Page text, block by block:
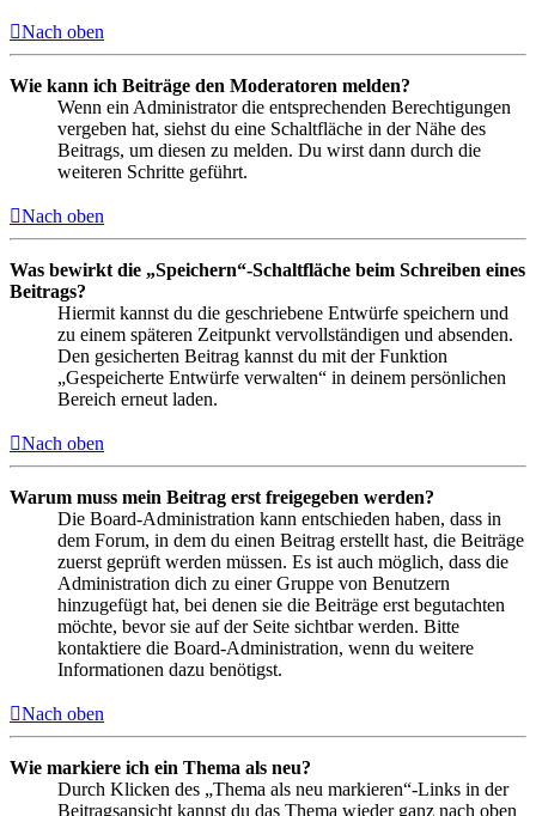
Nach oben
Wie kann ich Beiträge den Moderatoren melden?
Wenn ein Administrator die entsprechenden Berechtigungen
vergeben hat, siehst du eine Schaltfläche in der Nähe des
Beitrags, um diesen zu melden. Du wirst dann durch die
weiteren Schritte geführt.
Nach oben
Was bewirkt die „Speichern“-Schaltfläche beim Schreiben eines
Beitrags?
Hiermit kannst du die geschriebene Entwürfe speichern und
zu einem späteren Zeitpunkt vervollständigen und absenden.
Den gesicherten Beitrag kannst du mit der Funktion
„Gespeicherte Entwürfe verwalten“ in deinem persönlichen
Bereich erneut laden.
Nach oben
Warum muss mein Beitrag erst freigegeben werden?
Die Board-Administration kann entschieden haben, dass in
dem Forum, in dem du einen Beitrag erstellt hast, die Beiträge
zuerst geprüft werden müssen. Es ist auch möglich, dass die
Administration dich zu einer Gruppe von Benutzern
hinzugefügt hat, bei denen sie die Beiträge erst begutachten
möchte, bevor sie auf der Seite sichtbar werden. Bitte
kontaktiere die Board-Administration, wenn du weitere
Informationen dazu benötigst.
Nach oben
Wie markiere ich ein Thema als neu?
Durch Klicken des „Thema als neu markieren“-Links in der
Beitragsansicht kannst du das Thema wieder ganz nach oben